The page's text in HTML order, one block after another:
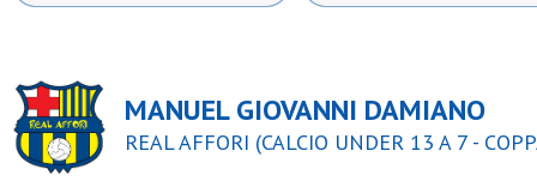
MANUEL GIOVANNI DAMIANO
REAL AFFORI (CALCIO UNDER 13 A 7 -